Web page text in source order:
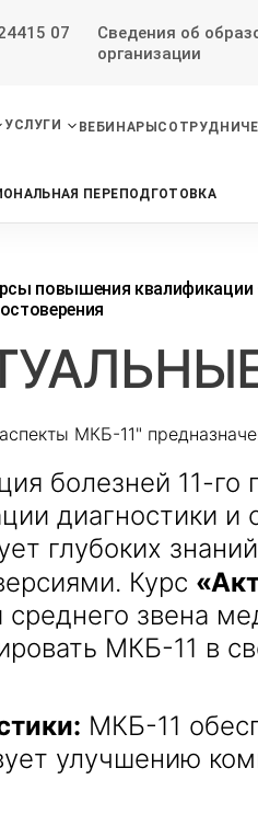
07
Сведения об
организации
УСЛУГИ ВЕБИНАРЫ
ПЕРЕПОДГОТОВКА
повышения квалификации
МКБ-11"
болезней 11-
диагностики
глубоких
Курс
звена
МКБ-11 в
МКБ-11
улучшению
Подать
Оставьте
данныхиe-